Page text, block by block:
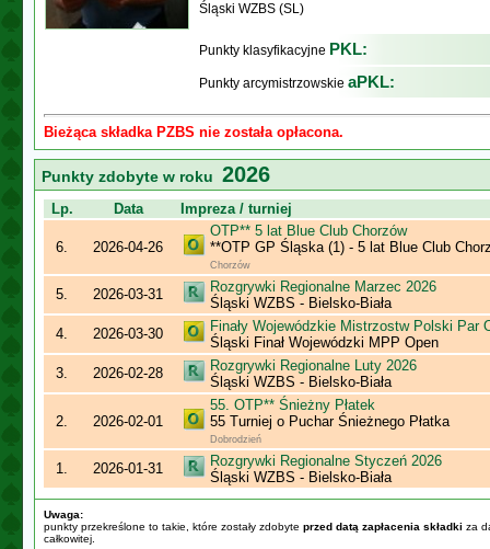
Śląski WZBS (SL)
Punkty klasyfikacyjne PKL:
Punkty arcymistrzowskie aPKL:
Bieżąca składka PZBS nie została opłacona.
Punkty zdobyte w roku 2026
Lp. Data Impreza / turniej
6. 2026-04-26
OTP** 5 lat Blue Club Chorzów
**OTP GP Śląska (1) - 5 lat Blue Club
Chorzów
5. 2026-03-31
Rozgrywki Regionalne Marzec 2026
Śląski WZBS - Bielsko-Biała
4.
2026-03-30
Finały Wojewódzkie Mistrzostw Polski Par
Śląski Finał Wojewódzki MPP Open
3.
2026-02-28
Rozgrywki Regionalne Luty 2026
Śląski WZBS - Bielsko-Biała
2. 2026-02-01
55. OTP** Śnieżny Płatek
55 Turniej o Puchar Śnieżnego Płatka
Dobrodzień
1. 2026-01-31
Rozgrywki Regionalne Styczeń 2026
Śląski WZBS - Bielsko-Biała
Uwaga:
punkty przekreślone to takie, które zostały zdobyte przed datą zapłacenia składki za
całkowitej.